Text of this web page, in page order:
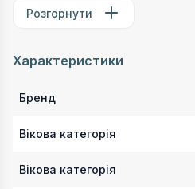
Розгорнути
Характеристики
Бренд
Вікова категорія
Вікова категорія